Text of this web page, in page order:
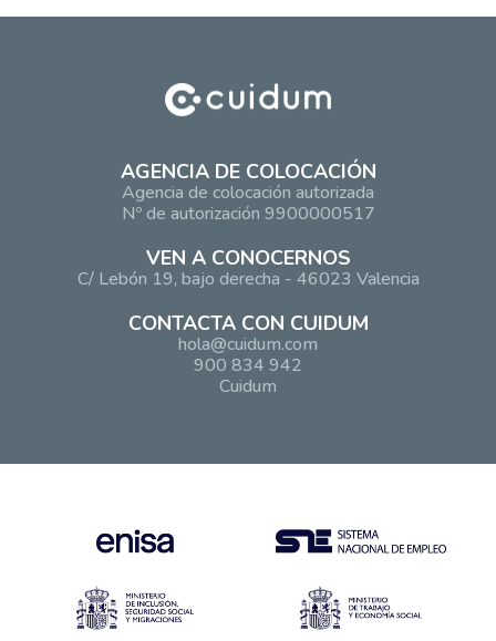
AGENCIA DE COLOCACIÓN
Agencia de colocación autorizada
Nº de autorización 9900000517
VEN A CONOCERNOS
C/ Lebón 19, bajo derecha - 46023 Valencia
CONTACTA CON CUIDUM
hola@cuidum.com
900 834 942
Cuidum